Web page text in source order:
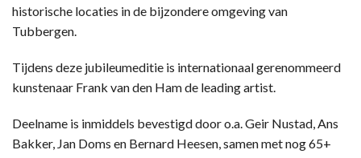
historische locaties in de bijzondere omgeving van
Tubbergen.
Tijdens deze jubileumeditie is internationaal gerenommeerd
kunstenaar Frank van den Ham de leading artist.
Deelname is inmiddels bevestigd door o.a. Geir Nustad, Ans
Bakker, Jan Doms en Bernard Heesen, samen met nog 65+